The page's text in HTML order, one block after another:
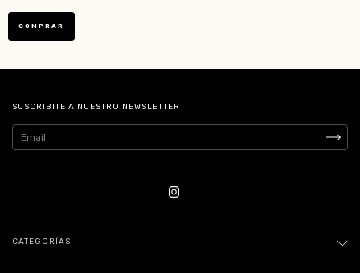
COMPRAR
SUSCRIBITE A NUESTRO NEWSLETTER
CATEGORÍAS